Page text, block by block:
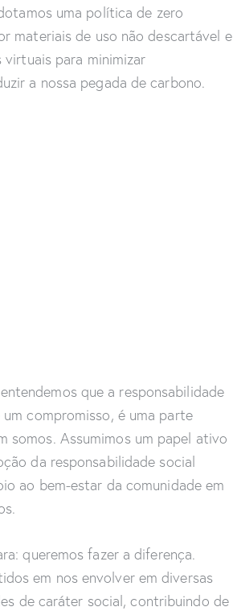
uma política de zero
materiais de uso não descartável e
virtuais para minimizar
a nossa pegada de carbono.
que a responsabilidade
compromisso, é uma parte
somos. Assumimos um papel ativo
da responsabilidade social
ao bem-estar da comunidade em
queremos fazer a diferença.
em nos envolver em diversas
de caráter social, contribuindo de